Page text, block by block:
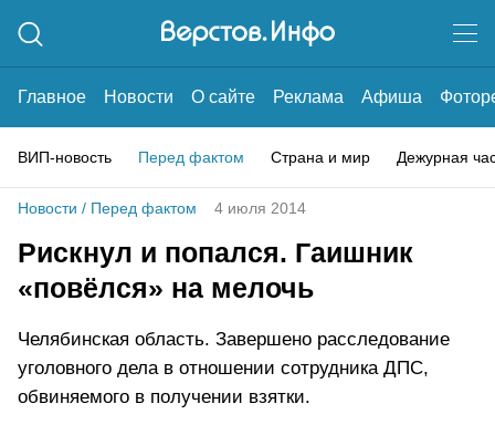
Главное Новости О сайте Реклама Афиша
ВИП-новость Перед фактом Страна и мир Дежурная
Новости / Перед фактом 4 июля 2014
Рискнул и попался. Гаишник
«повёлся» на мелочь
Челябинская область. Завершено расследование
уголовного дела в отношении сотрудника ДПС,
обвиняемого в получении взятки.